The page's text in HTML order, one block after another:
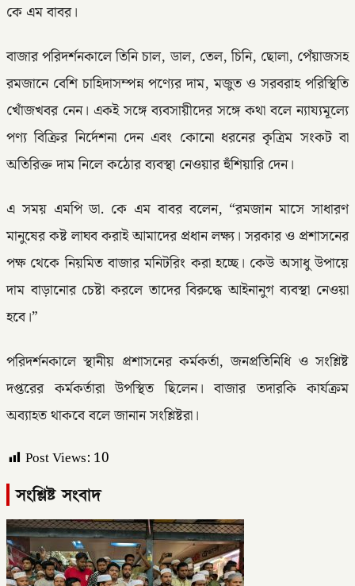
কে এম বাবর।
বাজার পরিদর্শনকালে তিনি চাল, ডাল, তেল, চিনি, ছোলা, পেঁয়াজসহ
রমজানে বেশি চাহিদাসম্পন্ন পণ্যের দাম, মজুত ও সরবরাহ পরিস্থিতি
খোঁজখবর নেন। একই সঙ্গে ব্যবসায়ীদের সঙ্গে কথা বলে ন্যায্যমূল্যে
পণ্য বিক্রির নির্দেশনা দেন এবং কোনো ধরনের কৃত্রিম সংকট বা
অতিরিক্ত দাম নিলে কঠোর ব্যবস্থা নেওয়ার হুঁশিয়ারি দেন।
এ সময় এমপি ডা. কে এম বাবর বলেন, “রমজান মাসে সাধারণ
মানুষের কষ্ট লাঘব করাই আমাদের প্রধান লক্ষ্য। সরকার ও প্রশাসনের
পক্ষ থেকে নিয়মিত বাজার মনিটরিং করা হচ্ছে। কেউ অসাধু উপায়ে
দাম বাড়ানোর চেষ্টা করলে তাদের বিরুদ্ধে আইনানুগ ব্যবস্থা নেওয়া
হবে।”
পরিদর্শনকালে স্থানীয় প্রশাসনের কর্মকর্তা, জনপ্রতিনিধি ও সংশ্লিষ্ট
দপ্তরের কর্মকর্তারা উপস্থিত ছিলেন। বাজার তদারকি কার্যক্রম
অব্যাহত থাকবে বলে জানান সংশ্লিষ্টরা।
Post Views: 10
সংশ্লিষ্ট সংবাদ